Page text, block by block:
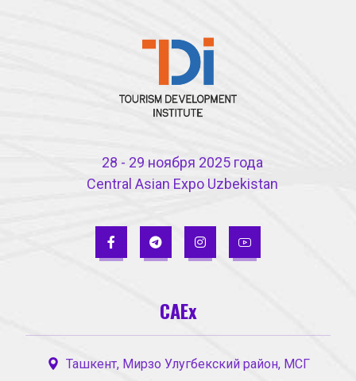
28 - 29 ноября 2025 года
Central Asian Expo Uzbekistan
CAEx
Ташкент, Мирзо Улугбекский район, МСГ